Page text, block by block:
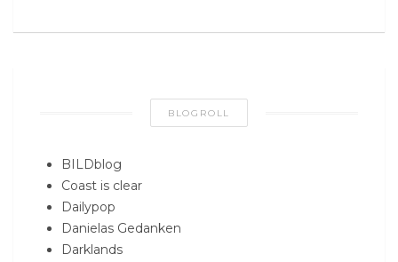
BLOGROLL
BILDblog
Coast is clear
Dailypop
Danielas Gedanken
Darklands